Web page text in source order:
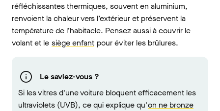
réfléchissantes thermiques, souvent en aluminium,
renvoient la chaleur vers l’extérieur et préservent la
température de l’habitacle. Pensez aussi à couvrir le
volant et le siège enfant pour éviter les brûlures.
Le saviez-vous ?
Si les vitres d'une voiture bloquent efficacement les
ultraviolets (UVB), ce qui explique qu'on ne bronze